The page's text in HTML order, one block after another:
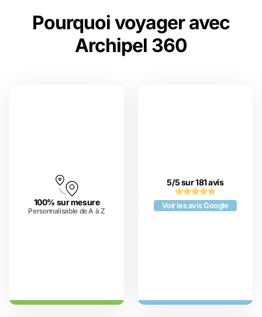
Pourquoi voyager avec
Archipel 360
100% sur mesure
Personnalisable de A à Z
5/5 sur 181 avis
Voir les avis Google